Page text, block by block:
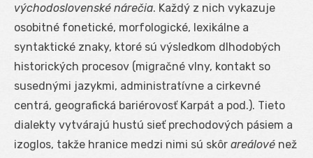
východoslovenské nárečia. Každý z nich vykazuje
osobitné fonetické, morfologické, lexikálne a
syntaktické znaky, ktoré sú výsledkom dlhodobých
historických procesov (migračné vlny, kontakt so
susednými jazykmi, administratívne a cirkevné
centrá, geografická bariérovosť Karpát a pod.). Tieto
dialekty vytvárajú hustú sieť prechodových pásiem a
izoglos, takže hranice medzi nimi sú skôr areálové než